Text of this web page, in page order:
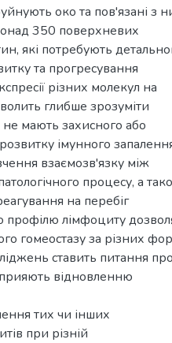
око та пов'язані з
350 поверхневих
які потребують
та прогресування
різних молекул на
глибше зрозуміти
не мають захисного або
імунного
взаємозв'язку між
процесу, а
на перебіг
лімфоциту
гомеостазу за різних
ставить питання про
відновленню
тих чи інших
при різній